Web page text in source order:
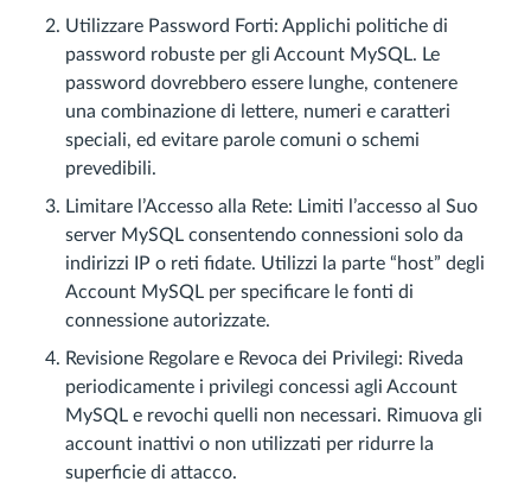
Utilizzare Password Forti: Applichi politiche di
password robuste per gli Account MySQL. Le
password dovrebbero essere lunghe, contenere
una combinazione di lettere, numeri e caratteri
speciali, ed evitare parole comuni o schemi
prevedibili.
Limitare l’Accesso alla Rete: Limiti l’accesso al Suo
server MySQL consentendo connessioni solo da
indirizzi IP o reti fidate. Utilizzi la parte “host” degli
Account MySQL per specificare le fonti di
connessione autorizzate.
Revisione Regolare e Revoca dei Privilegi: Riveda
periodicamente i privilegi concessi agli Account
MySQL e revochi quelli non necessari. Rimuova gli
account inattivi o non utilizzati per ridurre la
superficie di attacco.